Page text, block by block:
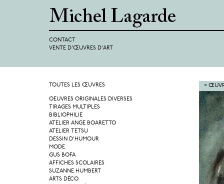
CONTACT
VENTE D'ŒUVRES D'ART
<
TOUTES LES ŒUVRES
OEUVRES ORIGINALES DIVERSES
TIRAGES MULTIPLES
BIBLIOPHILIE
ATELIER ANGE BOARETTO
ATELIER TETSU
DESSIN D'HUMOUR
MODE
GUS BOFA
AFFICHES SCOLAIRES
SUZANNE HUMBERT
ARTS DÉCO